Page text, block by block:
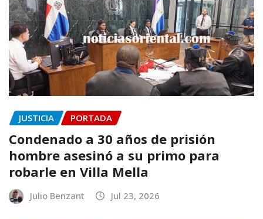
JUSTICIA PORTADA
Condenado a 30 años de prisión
hombre asesinó a su primo para
robarle en Villa Mella
Julio Benzant Jul 23, 2026